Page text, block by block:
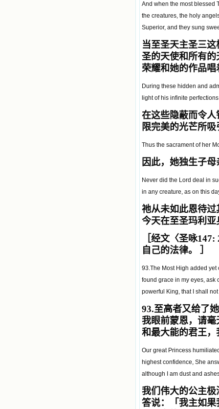
And when the most blessed
the creatures, the holy
Superior, and they sung
当至圣天主圣三
圣的天使和所有
荣耀和她的作品
During these hidden and
light of his infinite
在这些隐蔽而令
限完美的光芒所
Thus the sacrament of her
因此，她独生子
Never did the Lord deal in
in any creature, as on this
祂从未如此恩待
今天在至圣玛利
［经文〈圣咏147:
自己的法律。 ］
93.The Most High added yet
found grace in my eyes, ask
powerful King, that I shall
93.至高者又给了
我眼前蒙恩，请
和最大能的君王
Our great Princess
highest confidence, She
although I am dust and
我们伟大的公主
答说：
「我主如果